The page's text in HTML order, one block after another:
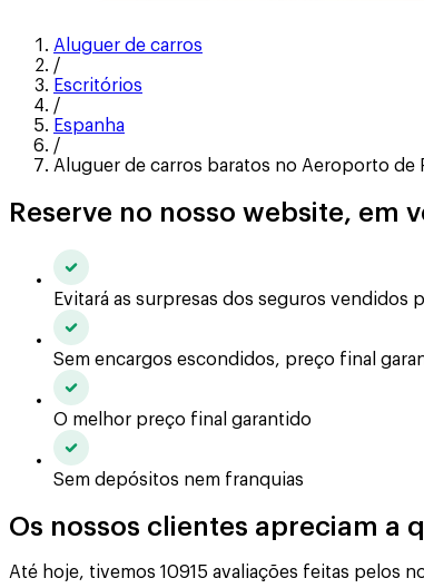
Aluguer de carros
/
Escritórios
/
Espanha
/
Aluguer de carros baratos no Aeroporto de
Reserve no nosso website, em
Evitará as surpresas dos seguros vendidos
Sem encargos escondidos, preço final
O melhor preço final garantido
Sem depósitos nem franquias
Os nossos clientes apreciam a
Até hoje, tivemos 10915 avaliações feitas pelos